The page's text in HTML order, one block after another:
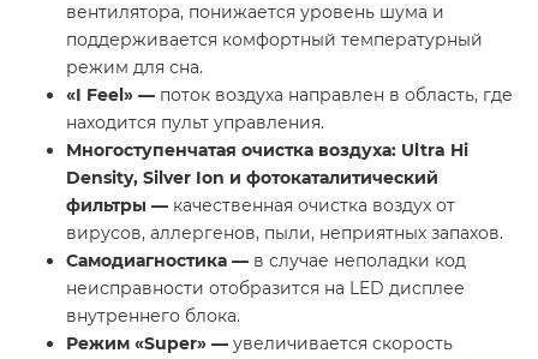
вентилятора, понижается уровень шума и
поддерживается комфортный температурный
режим для сна.
«I Feel» — поток воздуха направлен в область, где
находится пульт управления.
Многоступенчатая очистка воздуха: Ultra Hi
Density, Silver Ion и фотокаталитический
фильтры — качественная очистка воздух от
вирусов, аллергенов, пыли, неприятных запахов.
Самодиагностика — в случае неполадки код
неисправности отобразится на LED дисплее
внутреннего блока.
Режим «Super» — увеличивается скорость